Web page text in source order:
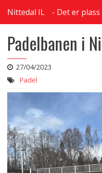
Nittedal IL Det er plass
Padelbanen i
27/04/2023
Padel